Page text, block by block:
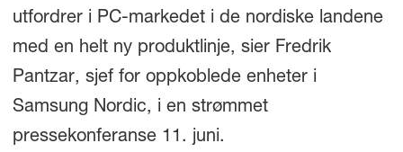
utfordrer i PC-markedet i de nordiske landene
med en helt ny produktlinje, sier Fredrik
Pantzar, sjef for oppkoblede enheter i
Samsung Nordic, i en strømmet
pressekonferanse 11. juni.